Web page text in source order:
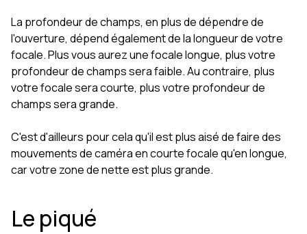
La profondeur de champs, en plus de dépendre de
l'ouverture, dépend également de la longueur de votre
focale. Plus vous aurez une focale longue, plus votre
profondeur de champs sera faible. Au contraire, plus
votre focale sera courte, plus votre profondeur de
champs sera grande.
C'est d'ailleurs pour cela qu'il est plus aisé de faire des
mouvements de caméra en courte focale qu'en longue,
car votre zone de nette est plus grande.
Le piqué